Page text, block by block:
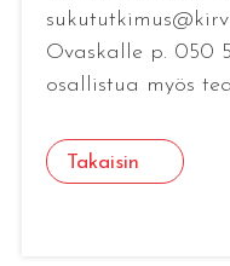
Ovaskalle p. 050
osallistua myös
Takaisin